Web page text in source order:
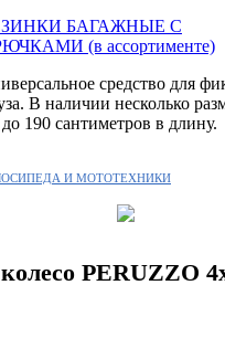
БАГАЖНЫЕ С
(в ассортименте)
средство для
В наличии несколько
190 сантиметров в длину.
И МОТОТЕХНИКИ
PERUZZO